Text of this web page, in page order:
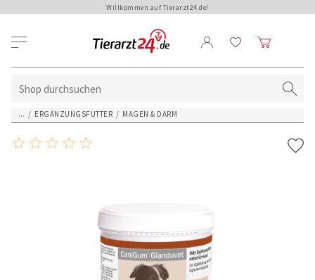
Willkommen auf Tierarzt24.de!
... / ERGÄNZUNGSFUTTER / MAGEN & DARM